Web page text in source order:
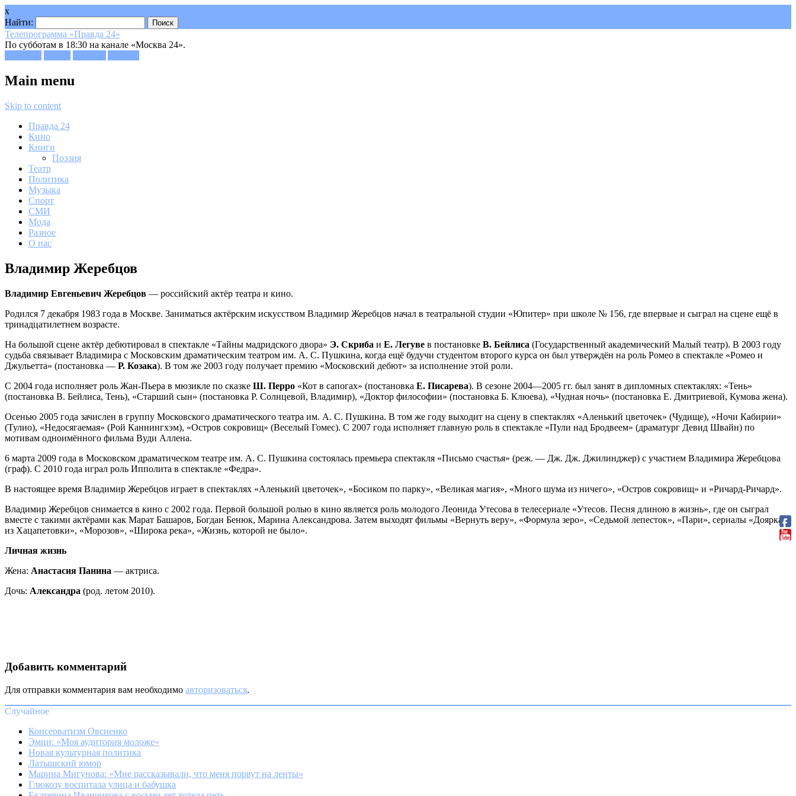
x
Найти:
Телепрограмма «Правда 24»
По субботам в 18:30 на канале «Москва 24».
Main menu
Skip to content
Правда 24
Кино
Книги
Поэзия
Театр
Политика
Музыка
Спорт
СМИ
Мода
Разное
О нас
Владимир Жеребцов
Владимир Евгеньевич Жеребцов — российский актёр театра и кино.
Родился 7 декабря 1983 года в Москве. Заниматься актёрским искусством Владимир Жеребцов начал в театральной студии «Юпитер» при школе № 156, где впервые и сыграл на сцене ещё в
тринадцатилетнем возрасте.
На большой сцене актёр дебютировал в спектакле «Тайны мадридского двора» Э. Скриба и Е. Легуве в постановке В. Бейлиса (Государственный академический Малый театр). В 2003 году
судьба связывает Владимира с Московским драматическим театром им. А. С. Пушкина, когда ещё будучи студентом второго курса он был утверждён на роль Ромео в спектакле «Ромео и
Джульетта» (постановка — Р. Козака). В том же 2003 году получает премию «Московский дебют» за исполнение этой роли.
С 2004 года исполняет роль Жан-Пьера в мюзикле по сказке Ш. Перро «Кот в сапогах» (постановка Е. Писарева). В сезоне 2004—2005 гг. был занят в дипломных спектаклях: «Тень»
(постановка В. Бейлиса, Тень), «Старший сын» (постановка Р. Солнцевой, Владимир), «Доктор философии» (постановка Б. Клюева), «Чудная ночь» (постановка Е. Дмитриевой, Кумова жена).
Осенью 2005 года зачислен в группу Московского драматического театра им. А. С. Пушкина. В том же году выходит на сцену в спектаклях «Аленький цветочек» (Чудище), «Ночи Кабирии»
(Тулио), «Недосягаемая» (Рой Каннингхэм), «Остров сокровищ» (Веселый Гомес). С 2007 года исполняет главную роль в спектакле «Пули над Бродвеем» (драматург Девид Швайн) по
мотивам одноимённого фильма Вуди Аллена.
6 марта 2009 года в Московском драматическом театре им. А. С. Пушкина состоялась премьера спектакля «Письмо счастья» (реж. — Дж. Дж. Джилинджер) с участием Владимира Жеребцова
(граф). C 2010 года играл роль Ипполита в спектакле «Федра».
В настоящее время Владимир Жеребцов играет в спектаклях «Аленький цветочек», «Босиком по парку», «Великая магия», «Много шума из ничего», «Остров сокровищ» и «Ричард-Ричард».
Владимир Жеребцов снимается в кино с 2002 года. Первой большой ролью в кино является роль молодого Леонида Утесова в телесериале «Утесов. Песня длиною в жизнь», где он сыграл
вместе с такими актёрами как Марат Башаров, Богдан Бенюк, Марина Александрова. Затем выходят фильмы «Вернуть веру», «Формула зеро», «Седьмой лепесток», «Пари», сериалы «Доярка
из Хацапетовки», «Морозов», «Широка река», «Жизнь, которой не было».
Личная жизнь
Жена: Анастасия Панина — актриса.
Дочь: Александра (род. летом 2010).
Добавить комментарий
Для отправки комментария вам необходимо авторизоваться.
Случайное
Консерватизм Овсиенко
Эмин: «Моя аудитория моложе»
Новая культурная политика
Латышский юмор
Марина Мигунова: «Мне рассказывали, что меня порвут на ленты»
Глюкозу воспитала улица и бабушка